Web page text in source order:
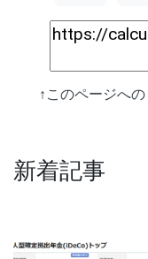
↑このページへ
新着記事